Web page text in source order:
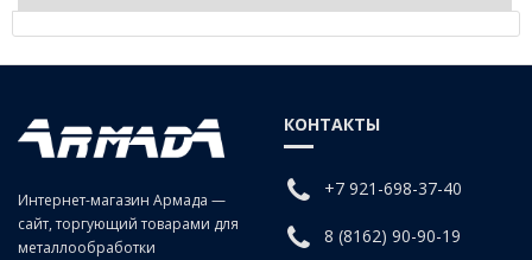
Интернет-магазин Армада —
сайт, торгующий товарами для
металлообработки
КОНТАКТЫ
+7 921-698-37-40
8 (8162) 90-90-19